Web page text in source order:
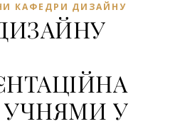
КАФЕДРИ ДИЗАЙНУ
УЧНЯМИ У